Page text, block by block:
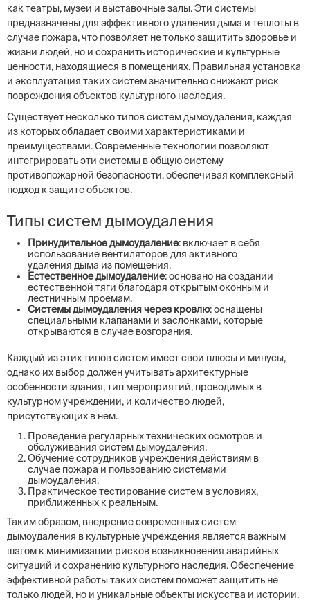
как театры, музеи и выставочные залы. Эти системы
предназначены для эффективного удаления дыма и теплоты в
случае пожара, что позволяет не только защитить здоровье и
жизни людей, но и сохранить исторические и культурные
ценности, находящиеся в помещениях. Правильная установка
и эксплуатация таких систем значительно снижают риск
повреждения объектов культурного наследия.
Существует несколько типов систем дымоудаления, каждая
из которых обладает своими характеристиками и
преимуществами. Современные технологии позволяют
интегрировать эти системы в общую систему
противопожарной безопасности, обеспечивая комплексный
подход к защите объектов.
Типы систем дымоудаления
Принудительное дымоудаление: включает в себя
использование вентиляторов для активного
удаления дыма из помещения.
Естественное дымоудаление: основано на создании
естественной тяги благодаря открытым оконным и
лестничным проемам.
Системы дымоудаления через кровлю: оснащены
специальными клапанами и заслонками, которые
открываются в случае возгорания.
Каждый из этих типов систем имеет свои плюсы и минусы,
однако их выбор должен учитывать архитектурные
особенности здания, тип мероприятий, проводимых в
культурном учреждении, и количество людей,
присутствующих в нем.
Проведение регулярных технических осмотров и
обслуживания систем дымоудаления.
Обучение сотрудников учреждения действиям в
случае пожара и пользованию системами
дымоудаления.
Практическое тестирование систем в условиях,
приближенных к реальным.
Таким образом, внедрение современных систем
дымоудаления в культурные учреждения является важным
шагом к минимизации рисков возникновения аварийных
ситуаций и сохранению культурного наследия. Обеспечение
эффективной работы таких систем поможет защитить не
только людей, но и уникальные объекты искусства и истории.